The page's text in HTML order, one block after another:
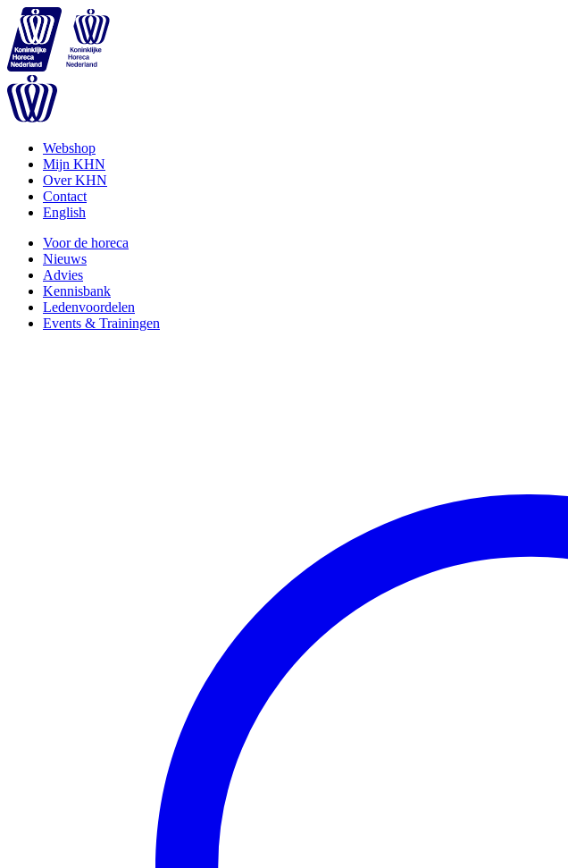
Webshop
Mijn KHN
Over KHN
Contact
English
Voor de horeca
Nieuws
Advies
Kennisbank
Ledenvoordelen
Events & Trainingen